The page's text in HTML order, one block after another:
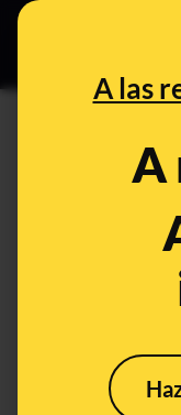
A las
A
marroquíes